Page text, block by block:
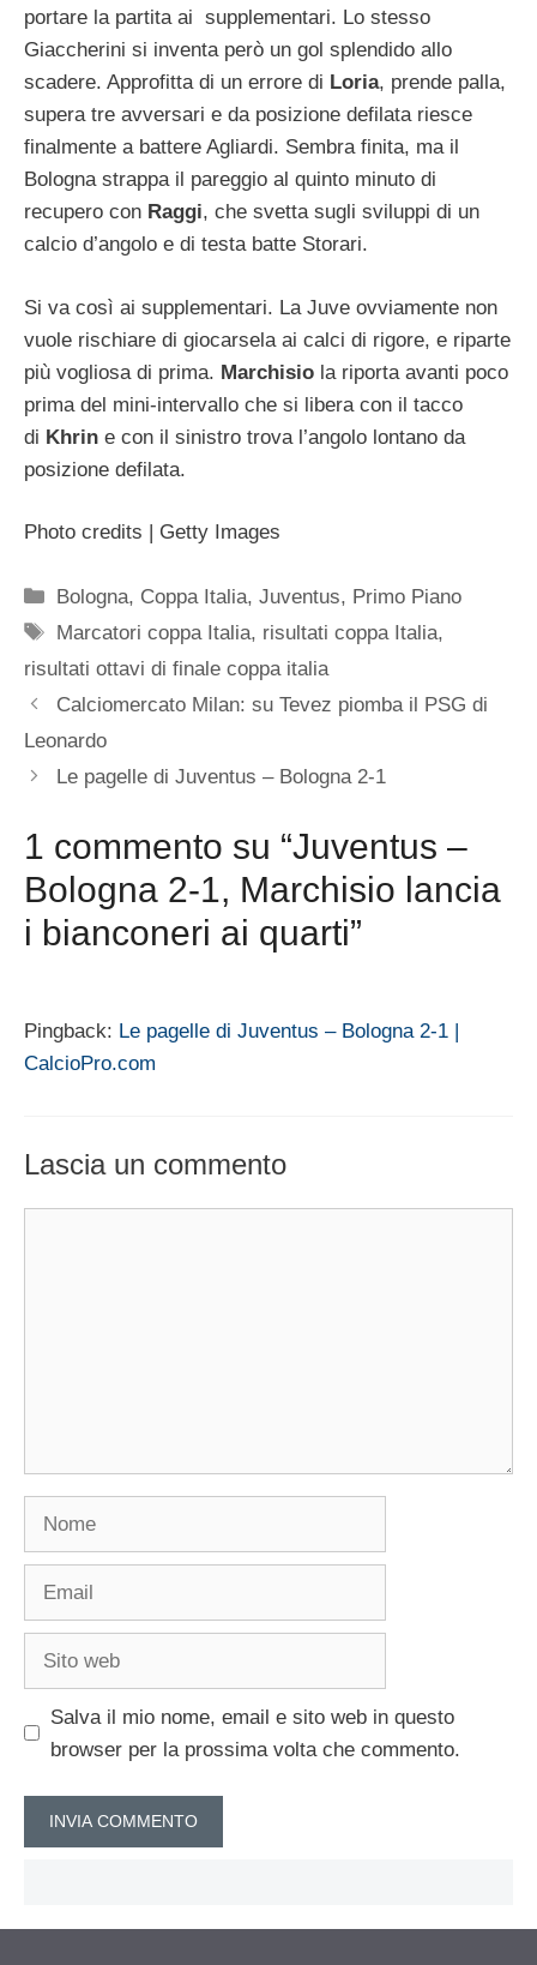
portare la partita ai supplementari. Lo stesso
Giaccherini si inventa però un gol splendido allo
scadere. Approfitta di un errore di Loria, prende palla,
supera tre avversari e da posizione defilata riesce
finalmente a battere Agliardi. Sembra finita, ma il
Bologna strappa il pareggio al quinto minuto di
recupero con Raggi, che svetta sugli sviluppi di un
calcio d’angolo e di testa batte Storari.
Si va così ai supplementari. La Juve ovviamente non
vuole rischiare di giocarsela ai calci di rigore, e riparte
più vogliosa di prima. Marchisio la riporta avanti poco
prima del mini-intervallo che si libera con il tacco
di Khrin e con il sinistro trova l’angolo lontano da
posizione defilata.
Photo credits | Getty Images
Categorie
Bologna, Coppa Italia,Juventus, Primo Piano
Tag
Marcatori coppa Italia, risultati coppa Italia,
risultati ottavi di finale coppa italia
Calciomercato Milan: su Tevez piomba il PSG di
Leonardo
Le pagelle di Juventus – Bologna 2-1
1 commento su “Juventus –
Bologna 2-1, Marchisio lancia
i bianconeri ai quarti”
Pingback: Le pagelle di Juventus – Bologna 2-1 |
CalcioPro.com
Lascia un commento
Salva il mio nome, email e sito web in questo
browser per la prossima volta che commento.